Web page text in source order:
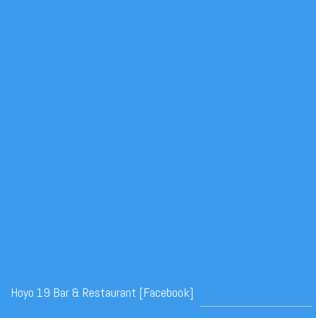
Hoyo 19 Bar & Restaurant [Facebook]